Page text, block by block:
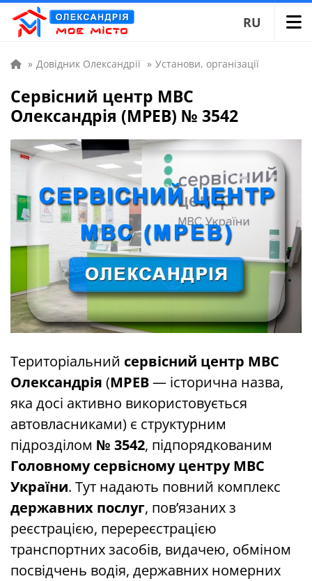
RU
» Довідник Олександрії » Установи, організації
Сервісний центр МВС
Олександрія (МРЕВ) № 3542
Територіальний сервісний центр МВС
Олександрія (МРЕВ— історична назва,
яка досі активно використовується
автовласниками) є структурним
підрозділом № 3542, підпорядкованим
Головному сервісному центру МВС
України. Тут надають повний комплекс
державних послуг, пов’язаних з
реєстрацією, перереєстрацією
транспортних засобів, видачею, обміном
посвідчень водія, державних номерних